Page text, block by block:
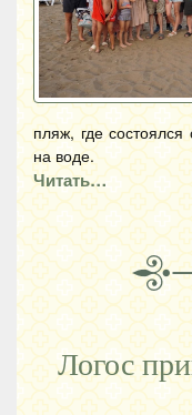
пляж, где
на воде.
Читать…
Логос